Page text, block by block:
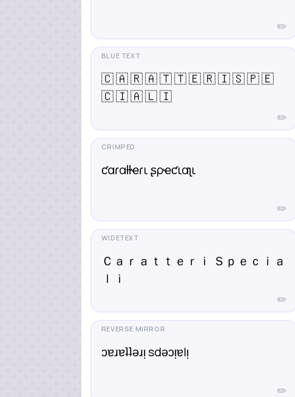
✏️
✏️
🇨 🇦 🇷 🇦 🇹 🇹 🇪 🇷 🇮 🇸 🇵 🇪
🇨 🇮 🇦 🇱 🇮
✏️
ƈαɾαƚƚҽɾι ʂρҽƈιαʅι
✏️
Ｃａｒａｔｔｅｒｉ Ｓｐｅｃｉａ
ｌｉ
✏️
ɔɐɹɐʇʇǝɹᴉ sdǝɔᴉɐlᴉ